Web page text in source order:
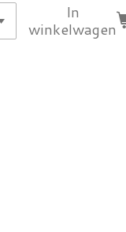
In
winkelwagen